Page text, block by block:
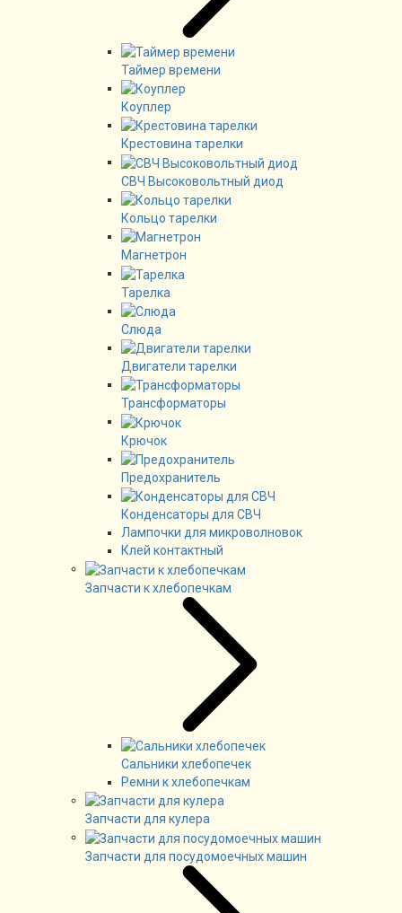
Таймер времени
Коуплер
Крестовина тарелки
СВЧ Высоковольтный диод
Кольцо тарелки
Магнетрон
Тарелка
Слюда
Двигатели тарелки
Трансформаторы
Крючок
Предохранитель
Конденсаторы для СВЧ
Лампочки для микроволновок
Клей контактный
Запчасти к хлебопечкам
Сальники хлебопечек
Ремни к хлебопечкам
Запчасти для кулера
Запчасти для посудомоечных машин